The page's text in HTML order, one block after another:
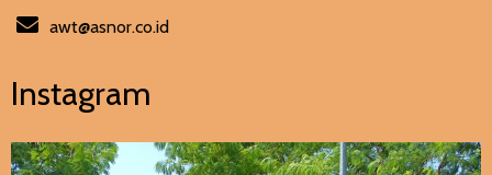
awt@asnor.co.id
Instagram